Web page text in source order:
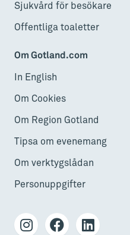
Sjukvård för besökare
Offentliga toaletter
Om Gotland.com
In English
Om Cookies
Om Region Gotland
Tipsa om evenemang
Om verktygslådan
Personuppgifter